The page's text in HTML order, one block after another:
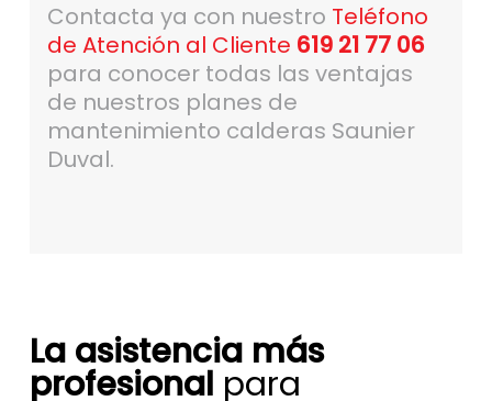
Contacta ya con nuestro Teléfono
de Atención al Cliente 619 21 77 06
para conocer todas las ventajas
de nuestros planes de
mantenimiento calderas Saunier
Duval.
La asistencia más
profesional para